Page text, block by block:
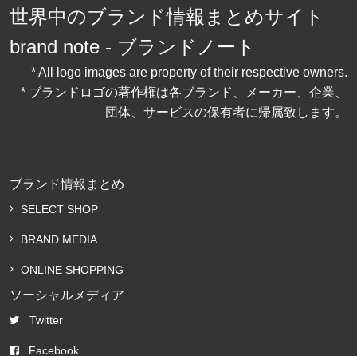
世界中のブランド情報まとめサイト
brand note - ブランドノート
* All logo images are property of their respective owners.
* ブランドロゴの著作権は各ブランド、メーカー、企業、
団体、サービスの保有者に帰属致します。
ブランド情報まとめ
SELECT SHOP
BRAND MEDIA
ONLINE SHOPPING
ソーシャルメディア
Twitter
Facebook